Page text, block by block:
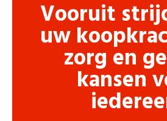
Vooruit
uw
zorg en
kansen